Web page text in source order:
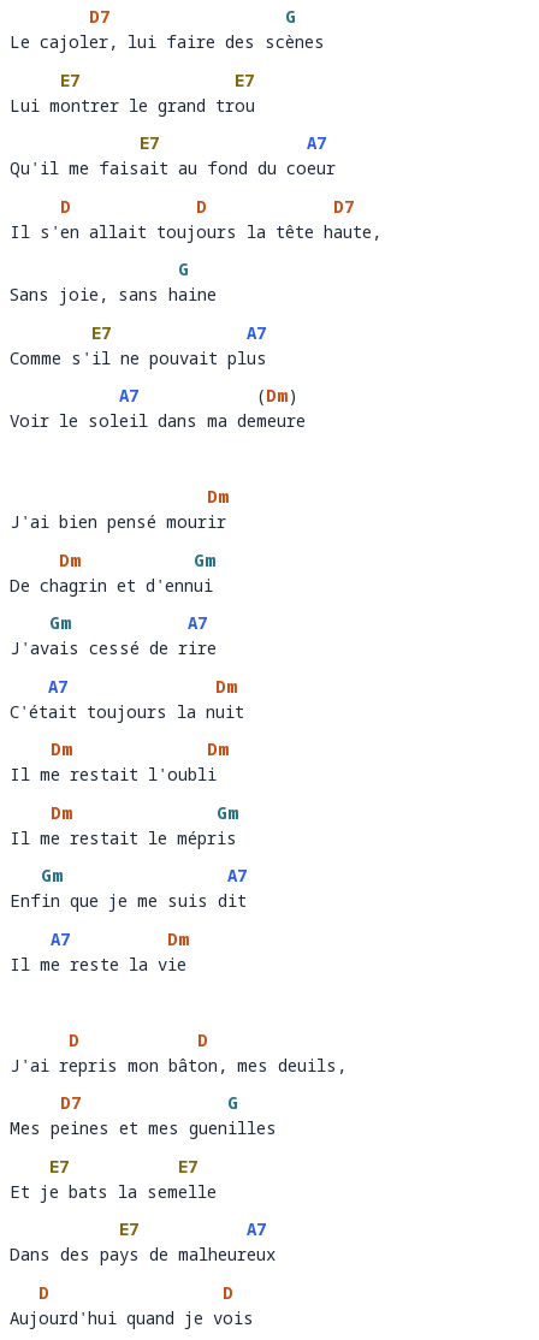
Le cajol
D7
er, lui faire des sc
G
ène
Le cajoler, lui faire des scènes
Lui m
E7
ontrer le grand tr
E7
ou
Lui montrer le grand trou
Qu'il me fais
E7
ait au fond du co
A7
eur
Qu'il me faisait au fond du coeur
Il s'
D
en allait touj
D
ours la tête h
D7
aute,
Il s'en allait toujours la tête haute,
Sans joie, sans h
G
ain
Sans joie, sans haine
Comme s'
E7
il ne pouvait pl
A7
us
Comme s'il ne pouvait plus
Voir le sol
A7
eil dans ma de
(Dm)
eure
Voir le soleil dans ma demeure
J'ai bien pensé mour
Dm
ir
J'ai bien pensé mourir
De ch
Dm
agrin et d'enn
Gm
ui
De chagrin et d'ennui
J'av
Gm
ais cessé de r
A7
ire
J'avais cessé de rire
C'ét
A7
ait toujours la n
Dm
uit
C'était toujours la nuit
Il m
Dm
e restait l'oubl
Dm
i
Il me restait l'oubli
Il m
Dm
e restait le mépr
Gm
is
Il me restait le mépris
Enf
Gm
in que je me suis d
A7
it
Enfin que je me suis dit
Il m
A7
e reste la v
Dm
ie
Il me reste la vie
J'ai r
D
epris mon bât
D
on, mes
J'ai repris mon bâton, mes deuils,
Mes p
D7
eines et mes guen
G
ill
Mes peines et mes guenilles
Et j
E7
e bats la sem
E7
elle
Et je bats la semelle
Dans des pa
E7
ys de malheur
A7
eux
Dans des pays de malheureux
Auj
D
ourd'hui quand je v
D
ois
Aujourd'hui quand je vois